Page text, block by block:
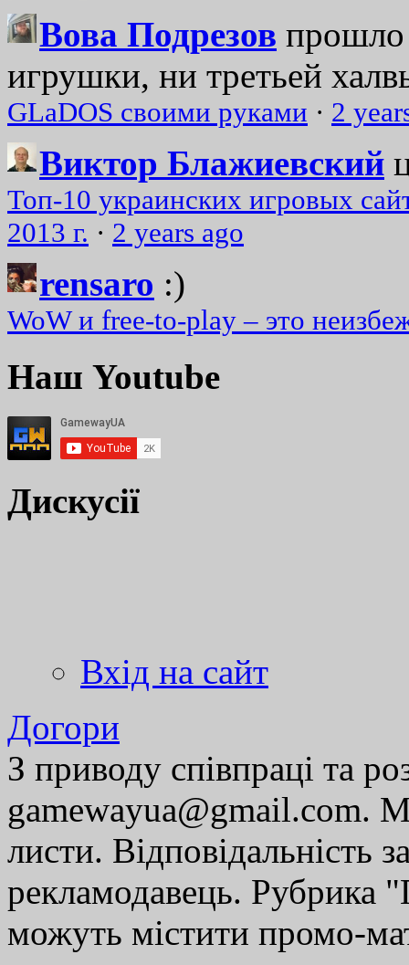
Вова Подрезов прошло
игрушки, ни третьей
GLaDOS своими руками · 2
Виктор Блажиевский
Топ-10 украинских игровых
2013 г. · 2 years ago
rensaro :)
WoW и free-to-play – это
Наш Youtube
Дискусії
Вхід на сайт
Догори
З приводу співпраці та
gamewayua@gmail.com.
листи. Відповідальність
рекламодавець. Рубрика
можуть містити промо-